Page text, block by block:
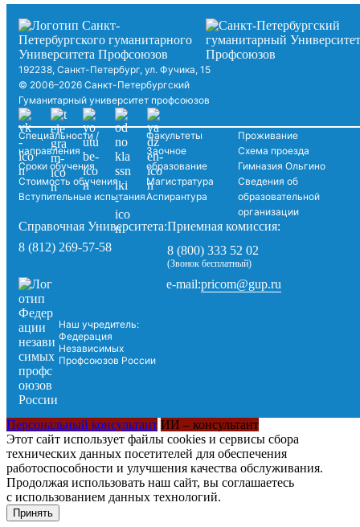
192238, Санкт-Петербург, ул. Фучика, 15
© 2006–2026 Санкт-Петербургский
Гуманитарный университет профсоюзов
Специальности /
направления
Сроки обучения
Стоимость обучения
Вступительные испытания
Факультеты
Заочное
образование
Магистратура
Аспирантура
Проживание
Схема проезда
Гимназия Ольгино
Сведения об
образовательной
организации
Справочная Университета:
8 (812) 269-57-58
Приемная комиссия:
8 (800) 333 52 02
(Звонок бесплатный)
Наш учредитель:
Федерация
Независимых
Профсоюзов России
e-mail:pricom@gup.ru
Персональный консультант ИИ – консультант
Этот сайт использует файлы cookies и сервисы сбора
технических данных посетителей для обеспечения
работоспособности и улучшения качества обслуживания.
Продолжая использовать наш сайт, вы соглашаетесь
с использованием данных технологий.
Принять